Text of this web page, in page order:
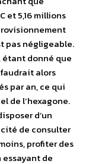
et 5,16 millions
pas négligeable.
étant donné que
alors
par an, ce qui
de l’hexagone.
d’un
de consulter
profiter des
de